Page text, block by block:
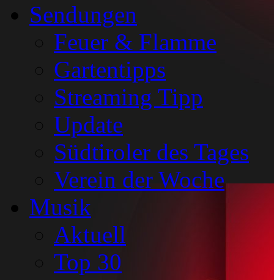
Sendungen
Feuer & Flamme
Gartentipps
Streaming Tipp
Update
Südtiroler des Tages
Verein der Woche
Musik
Aktuell
Top 30